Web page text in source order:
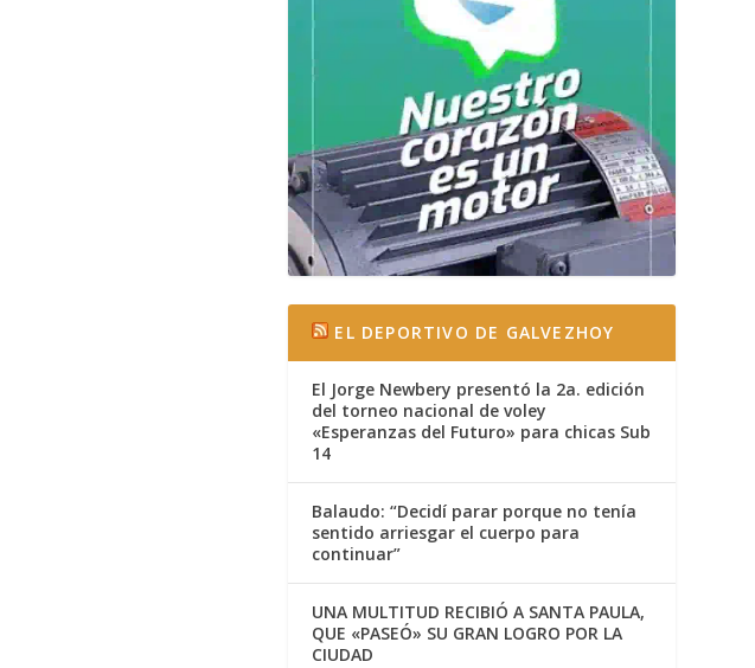
EL DEPORTIVO DE GALVEZHOY
El Jorge Newbery presentó la 2a. edición
del torneo nacional de voley
«Esperanzas del Futuro» para chicas Sub
14
Balaudo: “Decidí parar porque no tenía
sentido arriesgar el cuerpo para
continuar”
UNA MULTITUD RECIBIÓ A SANTA PAULA,
QUE «PASEÓ» SU GRAN LOGRO POR LA
CIUDAD